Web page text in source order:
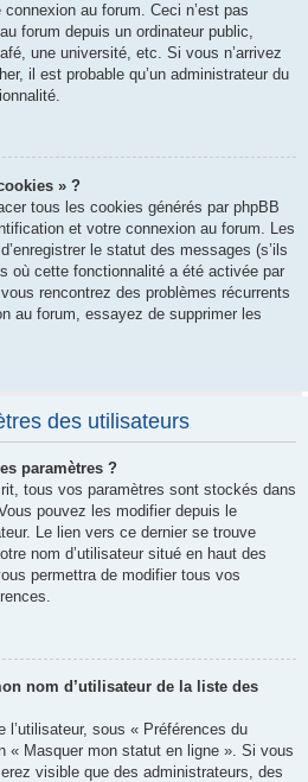
au forum. Ceci n’est pas
forum depuis un ordinateur public,
une université, etc. Si vous n’arrivez
il est probable qu’un administrateur du
» ?
tous les cookies générés par phpBB
et votre connexion au forum. Les
le statut des messages (s’ils
où cette fonctionnalité a été activée par
rencontrez des problèmes récurrents
au forum, essayez de supprimer les
des utilisateurs
paramètres ?
tous vos paramètres sont stockés dans
pouvez les modifier depuis le
Le lien vers ce dernier se trouve
nom d’utilisateur situé en haut des
permettra de modifier tous vos
nom d’utilisateur de la liste des
l’utilisateur, sous « Préférences du
« Masquer mon statut en ligne ». Si vous
visible que des administrateurs, des